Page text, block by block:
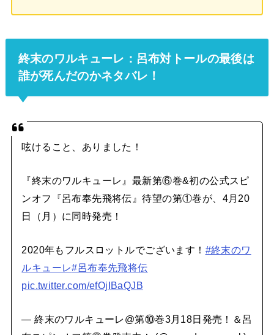
終末のワルキューレ：呂布対トールの最後は
誰が死んだのかネタバレ！
呟けること、ありました！
『終末のワルキューレ』最新第⑥巻&初の公式スピ
ンオフ『呂布奉先飛将伝』待望の第①巻が、4月20
日（月）に同時発売！
2020年もフルスロットルでございます！ #終末のワ
ルキューレ#呂布奉先飛将伝
pic.twitter.com/efOjIBaQJB
— 終末のワルキューレ@第⑩巻3月18日発売！＆呂